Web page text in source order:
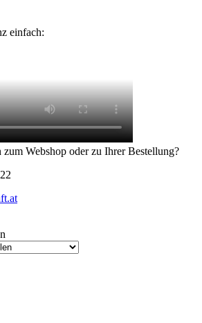
einfach:
zum Webshop oder zu Ihrer Bestellung?